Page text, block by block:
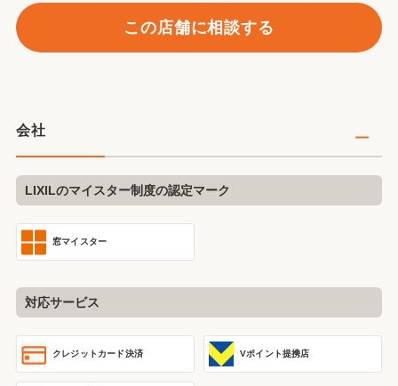
この店舗に相談する
会社
LIXILのマイスター制度の認定マーク
窓マイスター
対応サービス
クレジットカード決済 Vポイント提携店